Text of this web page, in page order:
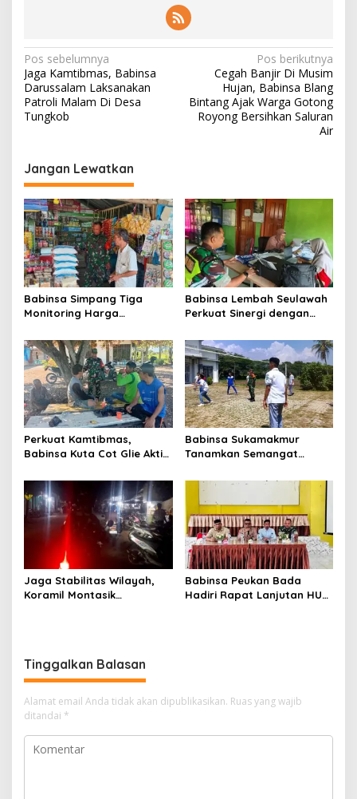
N
a
v
i
a
s
i
p
o
s
Pos sebelumnya
Jaga Kamtibmas, Babinsa
Darussalam Laksanakan
Patroli Malam Di Desa
Tungkob
Pos berikutnya
Cegah Banjir Di Musim
Hujan, Babinsa Blang
Bintang Ajak Warga Gotong
Royong Bersihkan Saluran
Air
Jangan Lewatkan
Babinsa Simpang Tiga
Monitoring Harga
Stabilitas dan
Ketersediaan Bahan Pokok
Babinsa Lembah Seulawah
Perkuat Sinergi dengan
Pencegahan Kenakalan
Remaja dan Bahaya
Narkoba
Perkuat Kamtibmas,
Babinsa Kuta Cot Glie Aktif
Ketertiban Desa
Babinsa Sukamakmur
Tanamkan Semangat
SMAN 1 untuk Motivasi
Jaga Stabilitas Wilayah,
Koramil Montasik
Babinsa Peukan Bada
Hadiri Rapat Lanjutan HUT
Tinggalkan Balasan
Alamat email Anda tidak akan dipublikasikan. Ruas yang wajib
ditandai *